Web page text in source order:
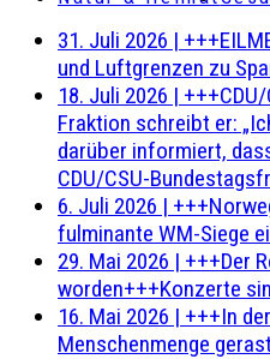
31. Juli 2026 |
und Luftgrenzen zu
18. Juli 2026 |
Fraktion schreibt er:
darüber informiert,
CDU/CSU-
6. Juli 2026 |
fulminante WM-Siege
29. Mai 2026 | +++Der
worden+++Konzerte
16. Mai 2026 | +++In
Menschenmenge